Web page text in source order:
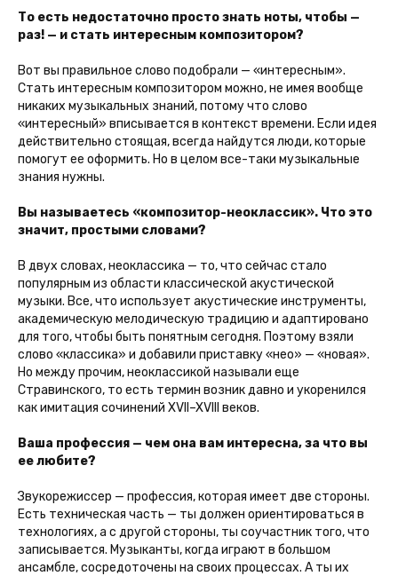
То есть недостаточно просто знать ноты, чтобы —
раз! — и стать интересным композитором?
Вот вы правильное слово подобрали — «интересным».
Стать интересным композитором можно, не имея вообще
никаких музыкальных знаний, потому что слово
«интересный» вписывается в контекст времени. Если идея
действительно стоящая, всегда найдутся люди, которые
помогут ее оформить. Но в целом все-таки музыкальные
знания нужны.
Вы называетесь «композитор-неоклассик». Что это
значит, простыми словами?
В двух словах, неоклассика — то, что сейчас стало
популярным из области классической акустической
музыки. Все, что использует акустические инструменты,
академическую мелодическую традицию и адаптировано
для того, чтобы быть понятным сегодня. Поэтому взяли
слово «классика» и добавили приставку «нео» — «новая».
Но между прочим, неоклассикой называли еще
Стравинского, то есть термин возник давно и укоренился
как имитация сочинений XVII–XVIII веков.
Ваша профессия — чем она вам интересна, за что вы
ее любите?
Звукорежиссер — профессия, которая имеет две стороны.
Есть техническая часть — ты должен ориентироваться в
технологиях, а с другой стороны, ты соучастник того, что
записывается. Музыканты, когда играют в большом
ансамбле, сосредоточены на своих процессах. А ты их